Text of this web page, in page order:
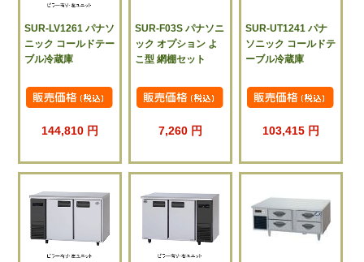
SUR-LV1261 パナソ
ニック コールドテー
ブル冷蔵庫
144,810 円
SUR-F03S パナソニ
ック オプション よ
こ型 網棚セット
7,260 円
SUR-UT1241 パナ
ソニック コールドテ
ーブル冷蔵庫
103,415 円